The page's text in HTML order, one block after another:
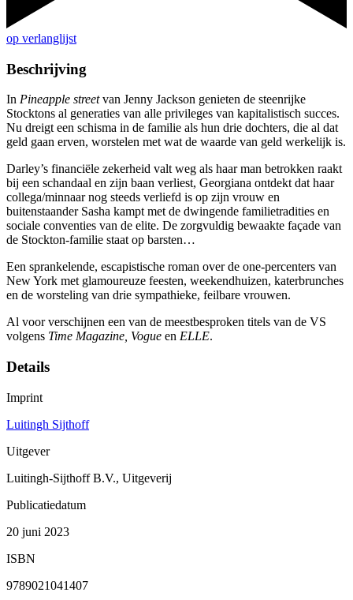
op verlanglijst
Beschrijving
In Pineapple streetvan Jenny Jackson genieten de steenrijke
Stocktons al generaties van alle privileges van kapitalistisch succes.
Nu dreigt een schisma in de familie als hun drie dochters, die al dat
geld gaan erven, worstelen met wat de waarde van geld werkelijk is.
Darley’s financiële zekerheid valt weg als haar man betrokken raakt
bij een schandaal en zijn baan verliest, Georgiana ontdekt dat haar
collega/minnaar nog steeds verliefd is op zijn vrouw en
buitenstaander Sasha kampt met de dwingende familietradities en
sociale conventies van de elite. De zorgvuldig bewaakte façade van
de Stockton-familie staat op barsten…
Een sprankelende, escapistische roman over de one-percenters van
New York met glamoureuze feesten, weekendhuizen, katerbrunches
en de worsteling van drie sympathieke, feilbare vrouwen.
Al voor verschijnen een van de meestbesproken titels van de VS
volgens Time Magazine, Vogue en ELLE.
Details
Imprint
Luitingh Sijthoff
Uitgever
Luitingh-Sijthoff B.V., Uitgeverij
Publicatiedatum
20 juni 2023
ISBN
9789021041407